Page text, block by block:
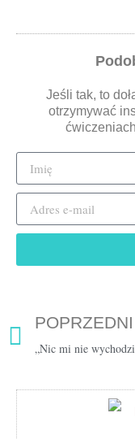
Jeśli tak, to
otrzymywać
POPRZEDNI